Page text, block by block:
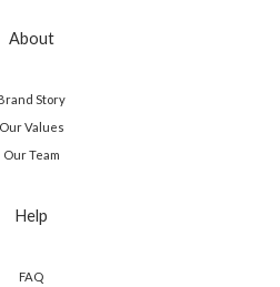
About
Story
Our Values
Our Team
Help
FAQ